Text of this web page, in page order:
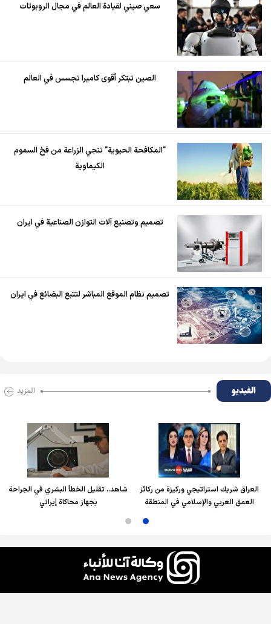
سعي صيني لقيادة العالم في مجال الروبوتات
الصين تبتكر أقوى كاميرا تجسس في العالم
"المكافحة الحيوية" تنجي الزراعة من فخ السموم
الكيماوية
تصميم وتصنيع آلات التوازن الصناعية في ايران
تصميم نظام الموقع المباشر لتتبع البضائع في ايران
الفیدیو المزید
العراق شريك استراتيجي وركيزة من ركائز
العمق العربي والإسلامي في المنطقة
شاهد.. تقليل الخطأ البشري في الجراحة
بجهاز محاكاة إيراني